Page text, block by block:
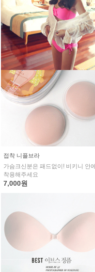
접착 니플브라
가슴크신분은 패드없이! 비키니 안에
착용해주세요
7,000원